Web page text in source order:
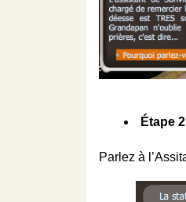
Étape
Parlez à